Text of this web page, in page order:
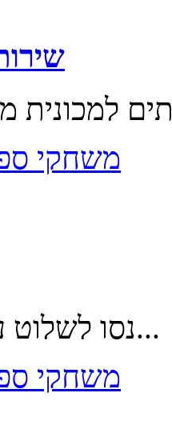
משחקי
נסו לשלוט על אופנוע ים...
משחקי